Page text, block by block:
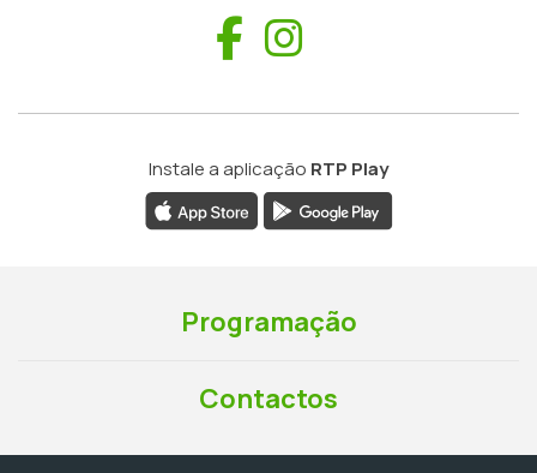
Facebook
Instale a aplicação RTP Play
Programação
Contactos